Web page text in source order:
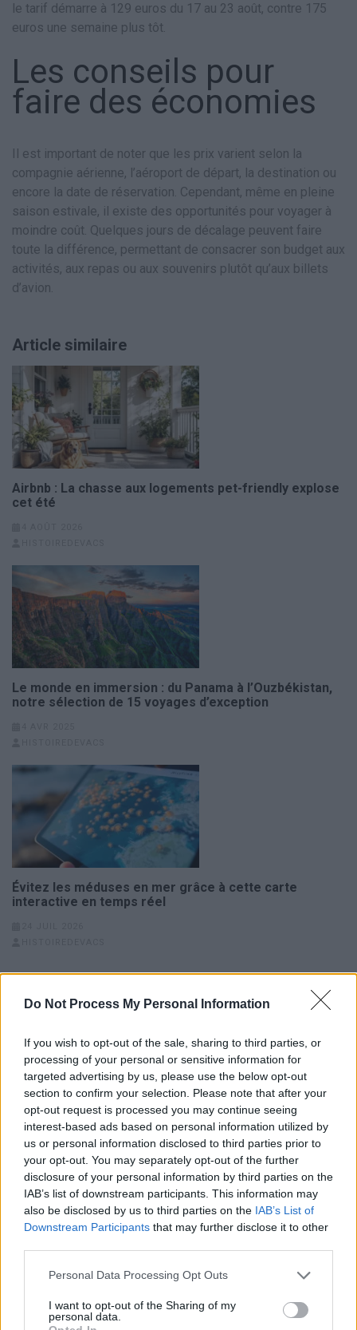
Do Not Process My Personal Information
If you wish to opt-out of the sale, sharing to third parties, or
processing of your personal or sensitive information for
targeted advertising by us, please use the below opt-out
section to confirm your selection. Please note that after your
opt-out request is processed you may continue seeing
interest-based ads based on personal information utilized by
us or personal information disclosed to third parties prior to
your opt-out. You may separately opt-out of the further
disclosure of your personal information by third parties on the
IAB’s list of downstream participants. This information may
also be disclosed by us to third parties on the IAB’s List of
Downstream Participants that may further disclose it to other
Personal Data Processing Opt Outs
I want to opt-out of the Sharing of my
personal data.
le tarif démarre à 129 euros du 17 au 23 août, contre 175
euros une semaine plus tôt.
Les conseils pour
faire des économies
Il est important de noter que les prix varient selon la
compagnie aérienne, l’aéroport de départ, la destination ou
encore la date de réservation. Cependant, même en pleine
saison estivale, il existe des opportunités pour voyager à
moindre coût. Quelques jours de décalage peuvent faire
toute la différence, permettant de consacrer son budget aux
activités, aux repas ou aux souvenirs plutôt qu’aux billets
d’avion.
Article similaire
Airbnb : La chasse aux logements pet-friendly explose
cet été
Le monde en immersion : du Panama à l’Ouzbékistan,
notre sélection de 15 voyages d’exception
Évitez les méduses en mer grâce à cette carte
interactive en temps réel
Navigation
l’article
Bretagne la star des plages
découvrez pourquoi
L’Ostreopsis : la menace
du Pays Basque
LAISSER UN COMMENTAIRE
Votre adresse e-mail ne sera pas publiée. Les champs
obligatoires sont indiqués avec*
Translation